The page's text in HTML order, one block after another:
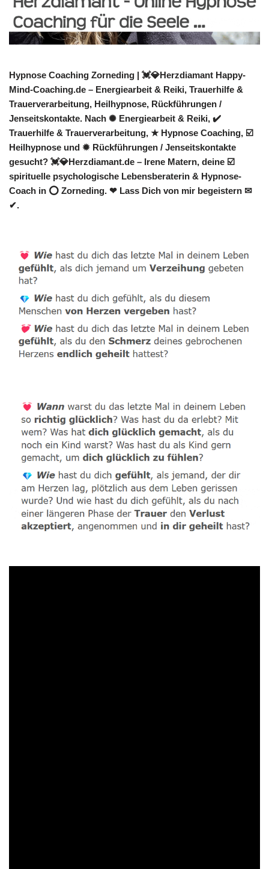
Hypnose Coaching Zorneding | 💓️💎Herzdiamant Happy-
Mind-Coaching.de – Energiearbeit & Reiki, Trauerhilfe &
Trauerverarbeitung, Heilhypnose, Rückführungen /
Jenseitskontakte. Nach ✺ Energiearbeit & Reiki, ✔️
Trauerhilfe & Trauerverarbeitung, ★ Hypnose Coaching, ☑️
Heilhypnose und ✹ Rückführungen / Jenseitskontakte
gesucht? 💓️💎Herzdiamant.de – Irene Matern, deine ☑️
spirituelle psychologische Lebensberaterin & Hypnose-
Coach in ⭕ Zorneding. ❤ Lass Dich von mir begeistern ✉
✔.